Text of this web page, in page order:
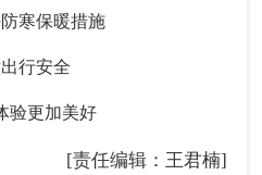
寒保暖措施
行安全
验更加美好
[责任编辑：王君楠]